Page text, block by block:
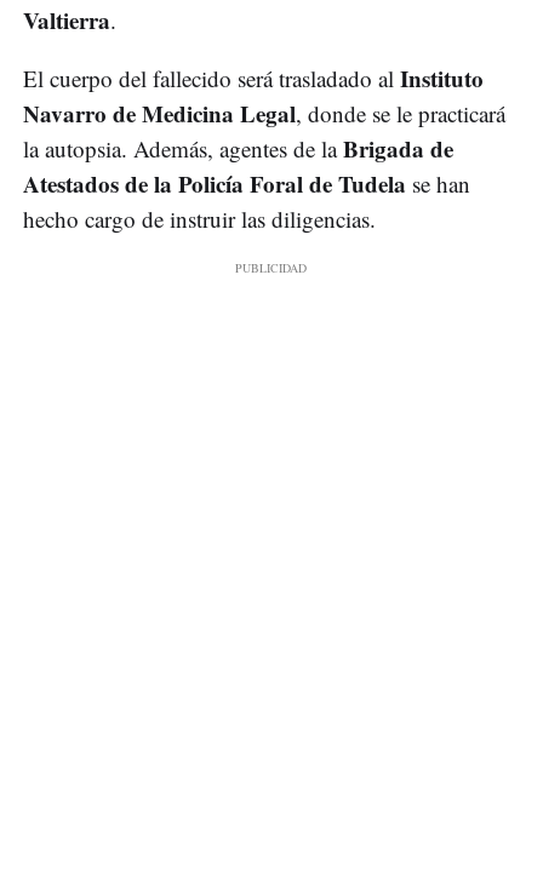
Valtierra.
El cuerpo del fallecido será trasladado al Instituto
Navarro de Medicina Legal, donde se le practicará
la autopsia. Además, agentes de laBrigada de
Atestados de la Policía Foral de Tudela se han
hecho cargo de instruir las diligencias.